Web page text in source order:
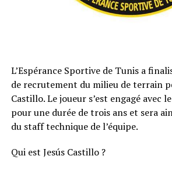
L’Espérance Sportive de Tunis a
de recrutement du milieu de terrain
Castillo. Le joueur s’est engagé avec
pour une durée de trois ans et sera
du staff technique de l’équipe.
Qui est Jesús Castillo ?